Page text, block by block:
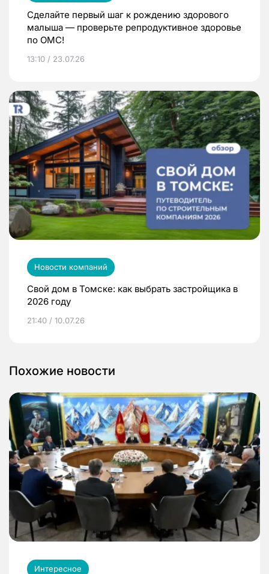
Сделайте первый шаг к рождению здорового
малыша — проверьте репродуктивное здоровье
по ОМС!
13:10 / 23.07.26
Новости компаний
Свой дом в Томске: как выбрать застройщика в
2026 году
21:40 / 10.07.26
Похожие новости
Интересное